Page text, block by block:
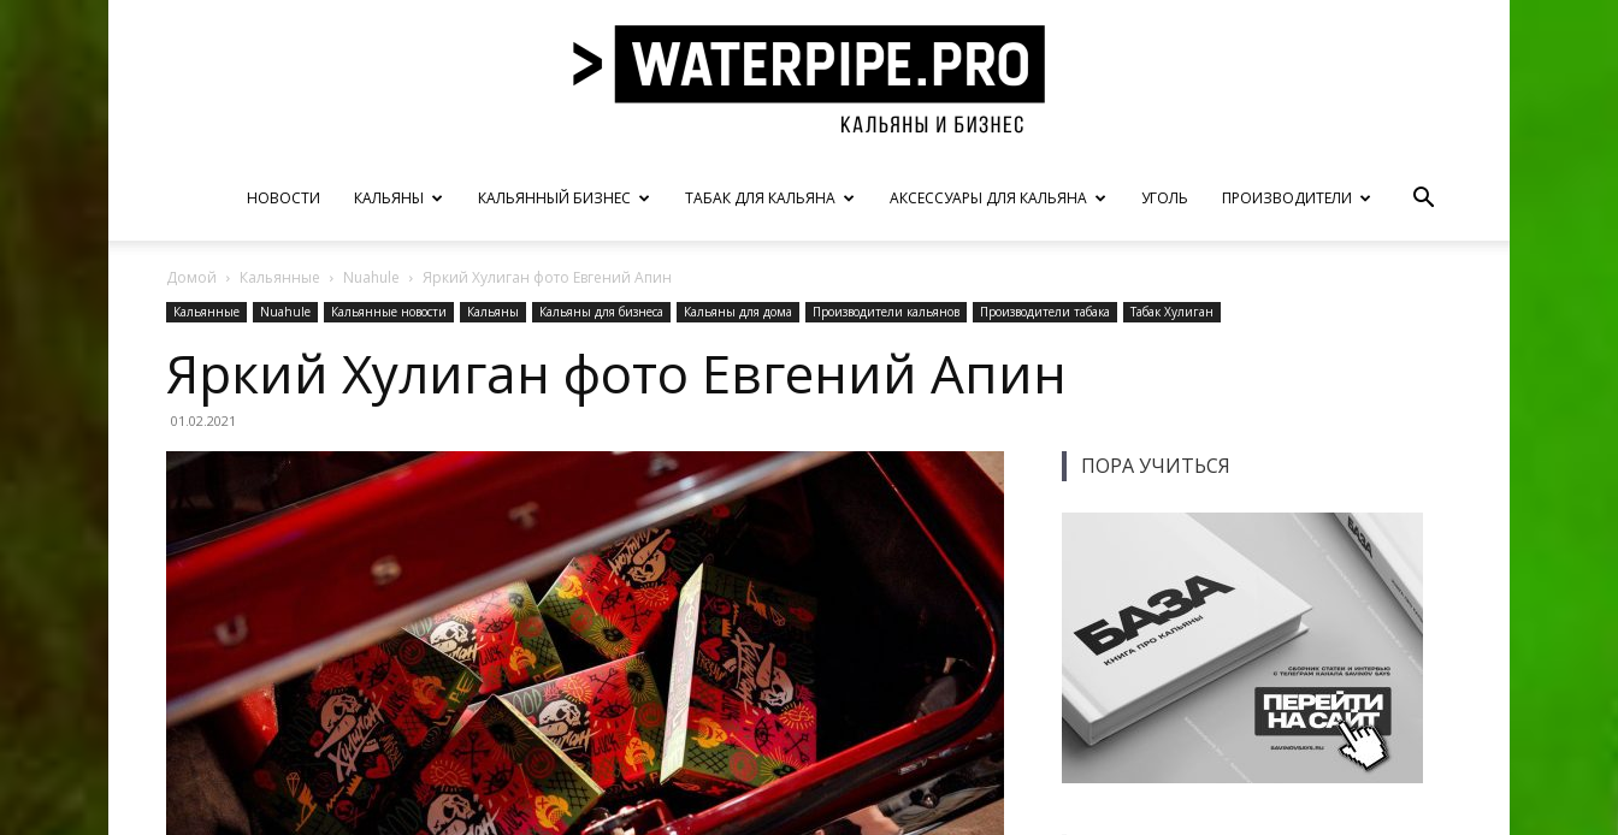
НОВОСТИ КАЛЬЯНЫ КАЛЬЯННЫЙ БИЗНЕС ТАБАК ДЛЯ КАЛЬЯНА АКСЕССУАРЫ ДЛЯ КАЛЬЯНА УГОЛЬ ПРОИЗВОДИТЕЛИ
Домой Кальянные Nuahule Яркий Хулиган фото Евгений Апин
Кальянные Nuahule Кальянные новости Кальяны Кальяны для бизнеса Кальяны для дома Производители кальянов Производители табака Табак Хулиган
Яркий Хулиган фото Евгений Апин
01.02.2021
ПОРА УЧИТЬСЯ